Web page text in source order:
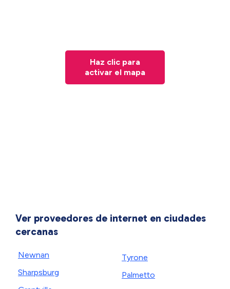
Haz clic para
activar el mapa
Ver proveedores de internet en ciudades
cercanas
Newnan
Sharpsburg
Tyrone
Palmetto